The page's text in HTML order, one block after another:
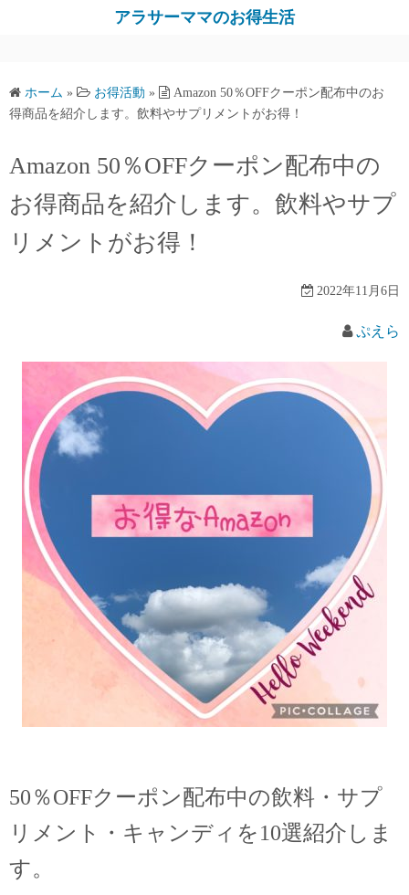
ツ
キ
ッ
アラサーママのお得生活
ホーム » お得活動 »
Amazon 50％OFFクーポン配布中のお
得商品を紹介します。飲料やサプリメントがお得！
Amazon 50％OFFクーポン配布中の
お得商品を紹介します。飲料やサプ
リメントがお得！
2022年11月6日
ぷえら
50％OFFクーポン配布中の飲料・サプ
リメント・キャンディを10選紹介しま
す。